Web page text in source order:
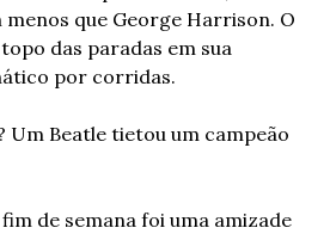
que George Harrison. O
das paradas em sua
por corridas.
Um Beatle tietou um campeão
de semana foi uma amizade